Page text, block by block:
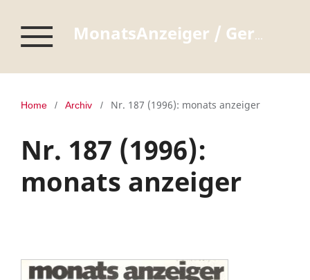
MonatsAnzeiger / Germanisches Nationalmuseum Nürnberg
Home / Archiv / Nr. 187 (1996): monats anzeiger
Nr. 187 (1996):
monats anzeiger